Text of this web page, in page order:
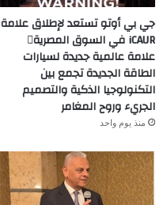
جي بي أوتو تستعد لإطلاق علامة
iCAUR في السوق المصرية
علامة عالمية جديدة لسيارات
الطاقة الجديدة تجمع بين
التكنولوجيا الذكية والتصميم
الجريء وروح المغامر
منذ يوم واحد